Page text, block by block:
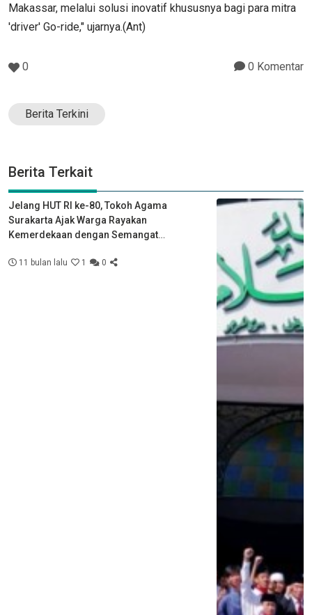
Makassar, melalui solusi inovatif khususnya bagi para mitra
'driver' Go-ride," ujarnya.(Ant)
0 0 Komentar
Berita Terkini
Berita Terkait
Jelang HUT RI ke-80, Tokoh Agama
Surakarta Ajak Warga Rayakan
Kemerdekaan dengan Semangat
11 bulan lalu 1 0